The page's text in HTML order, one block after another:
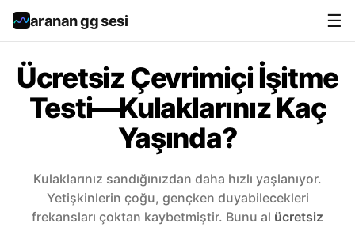
aranan gg sesi ☰
Ücretsiz Çevrimiçi İşitme
Testi—Kulaklarınız Kaç
Yaşında?
Kulaklarınız sandığınızdan daha hızlı yaşlanıyor.
Yetişkinlerin çoğu, gençken duyabilecekleri
frekansları çoktan kaybetmiştir. Bunu al ücretsiz